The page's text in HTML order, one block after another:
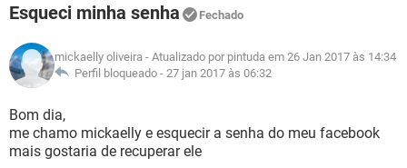
INSTAGRAM GMAIL
GUIA DE COMPRAS
INSTAGRAM GMAIL
GUIA DE COMPRAS
JOGOS WHATSAPP
CELULAR
OUTLOOK EXCEL
INSTAGRAM
GUIA DE COMPRAS
FÓRUM
JOGOS WHATSAPP
CELULAR
OUTLOOK
INSTAGRAM
GLOSSÁRIO
JOGOS
CELULAR FACEBOOK
Esqueci minha senha Fechado
mickaelly oliveira - Atualizado por pintuda em 26 Jan 2017 às 14:34
Perfil bloqueado - 27 jan 2017 às 06:32
Bom dia,
me chamo mickaelly e esquecir a senha do meu facebook
mais gostaria de recuperar ele